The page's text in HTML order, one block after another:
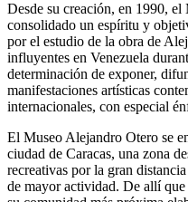
Desde su creación, en 1990,
consolidado un espíritu y
por el estudio de la obra de
influyentes en Venezuela
determinación de exponer,
manifestaciones artísticas
internacionales, con especial
El Museo Alejandro Otero se
ciudad de Caracas, una zona
recreativas por la gran
de mayor actividad. De allí